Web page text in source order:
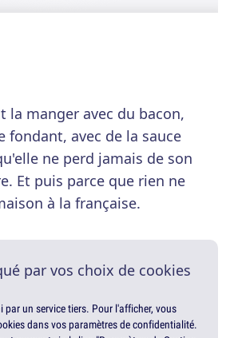
la manger avec du bacon,
fondant, avec de la sauce
ne perd jamais de son
Et puis parce que rien ne
à la française.
par vos choix de cookies
par un service tiers. Pour l'afficher, vous
dans vos paramètres de confidentialité.